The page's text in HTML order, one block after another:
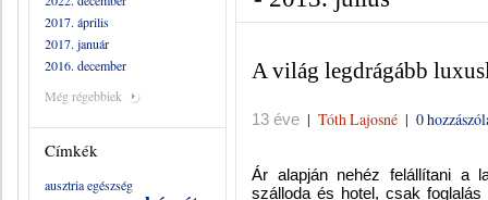
2017. április
2017. január
2016. december
Még régebbiek
Címkék
ausztriaegészség
A világ legdrágább
13 éve | Tóth Lajosné | 0
Ár alapján nehéz felállítani a
szálloda és hotel, csak